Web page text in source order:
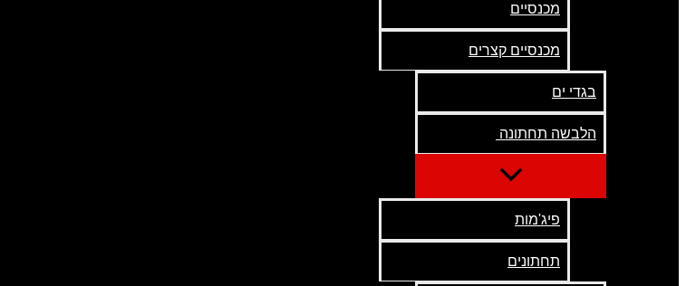
מכנסיים
מכנסיים קצרים
בגדי ים
הלבשה תחתונה
פיג'מות
תחתונים